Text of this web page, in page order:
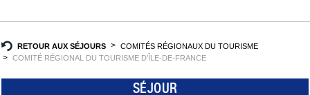
RETOUR AUX SÉJOURS
COMITÉS RÉGIONAUX DU TOURISME
COMITÉ RÉGIONAL DU TOURISME D’ÎLE-DE-FRANCE
SÉJOUR